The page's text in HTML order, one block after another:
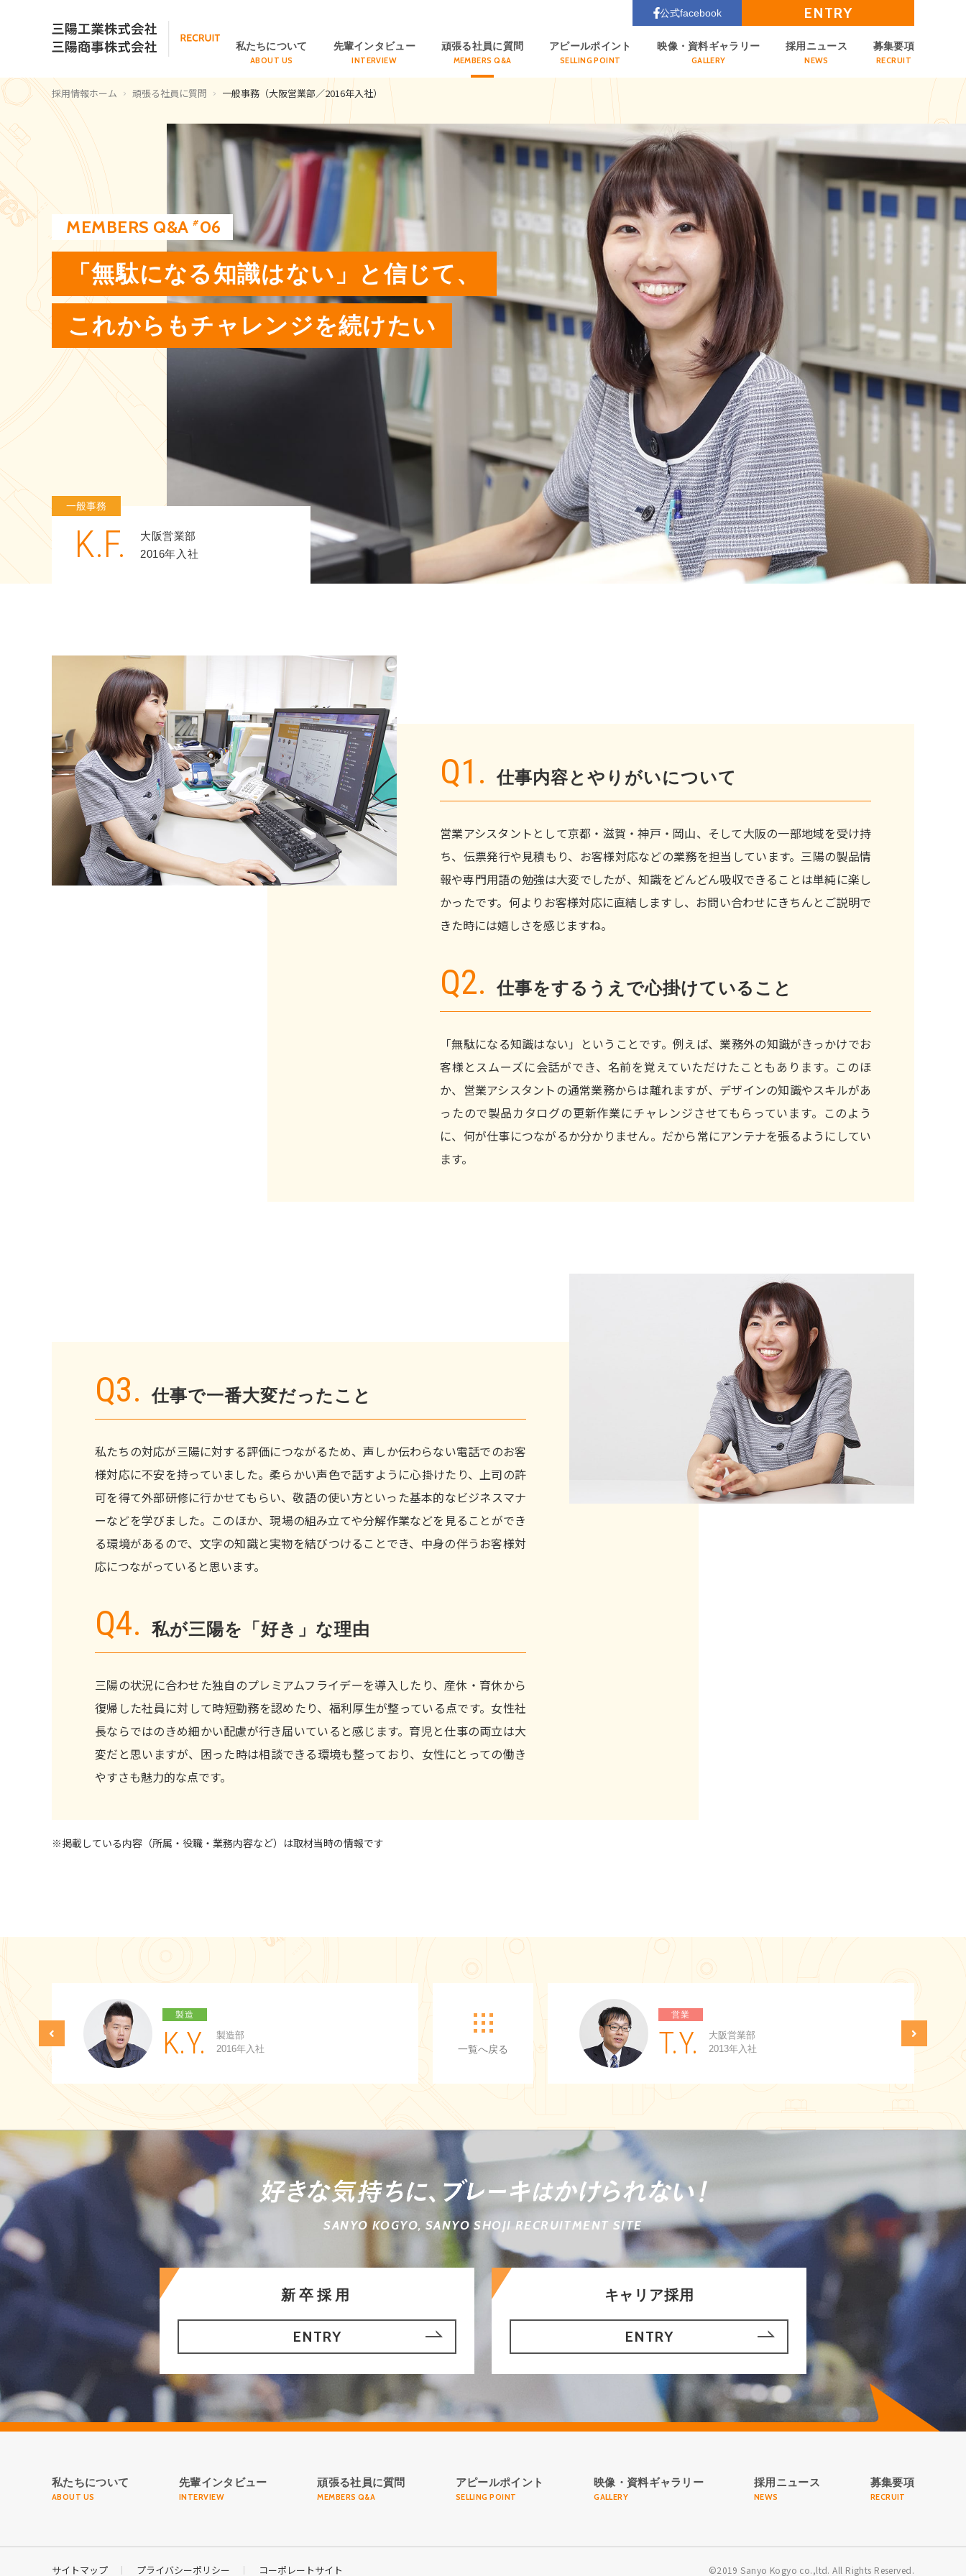
私たちについて
ABOUT US
先輩インタビュー
INTERVIEW
頑張る社員に質問
MEMBERS Q&A
アピールポイント
SELLING POINT
映像・資料ギャラリー
GALLERY
採用ニュース
NEWS
募集要項
RECRUIT
公式facebook ENTRY
採用情報ホーム 頑張る社員に質問 一般事務（大阪営業部／2016年入社）
MEMBERS Q&A# 06
「無駄になる知識はない」と信じて、
これからもチャレンジを続けたい
K.F.
大阪営業部
2016年入社
一般事務
Q1. 仕事内容とやりがいについて
営業アシスタントとして京都・滋賀・神戸・岡山、そして大阪の一部地域を受け持
ち、伝票発行や見積もり、お客様対応などの業務を担当しています。三陽の製品情
報や専門用語の勉強は大変でしたが、知識をどんどん吸収できることは単純に楽し
かったです。何よりお客様対応に直結しますし、お問い合わせにきちんとご説明で
きた時には嬉しさを感じますね。
Q2. 仕事をするうえで心掛けていること
「無駄になる知識はない」ということです。例えば、業務外の知識がきっかけでお
客様とスムーズに会話ができ、名前を覚えていただけたこともあります。このほ
か、営業アシスタントの通常業務からは離れますが、デザインの知識やスキルがあ
ったので製品カタログの更新作業にチャレンジさせてもらっています。このよう
に、何が仕事につながるか分かりません。だから常にアンテナを張るようにしてい
ます。
Q3. 仕事で一番大変だったこと
私たちの対応が三陽に対する評価につながるため、声しか伝わらない電話でのお客
様対応に不安を持っていました。柔らかい声色で話すように心掛けたり、上司の許
可を得て外部研修に行かせてもらい、敬語の使い方といった基本的なビジネスマナ
ーなどを学びました。このほか、現場の組み立てや分解作業などを見ることができ
る環境があるので、文字の知識と実物を結びつけることでき、中身の伴うお客様対
応につながっていると思います。
Q4. 私が三陽を「好き」な理由
三陽の状況に合わせた独自のプレミアムフライデーを導入したり、産休・育休から
復帰した社員に対して時短勤務を認めたり、福利厚生が整っている点です。女性社
長ならではのきめ細かい配慮が行き届いていると感じます。育児と仕事の両立は大
変だと思いますが、困った時は相談できる環境も整っており、女性にとっての働き
やすさも魅力的な点です。
※掲載している内容（所属・役職・業務内容など）は取材当時の情報です
製造
K.Y.
製造部
2016年入社
一覧へ戻る
営業
T.Y.
大阪営業部
2013年入社
SANYO KOGYO, SANYO SHOJI RECRUITMENT SITE
新卒採用
ENTRY
キャリア採用
ENTRY
私たちについて
ABOUT US
先輩インタビュー
INTERVIEW
頑張る社員に質問
MEMBERS Q&A
アピールポイント
SELLING POINT
映像・資料ギャラリー
GALLERY
採用ニュース
NEWS
募集要項
RECRUIT
サイトマップ プライバシーポリシー コーポレートサイト ©2019 Sanyo Kogyo co.,ltd.All Rights Reserved.